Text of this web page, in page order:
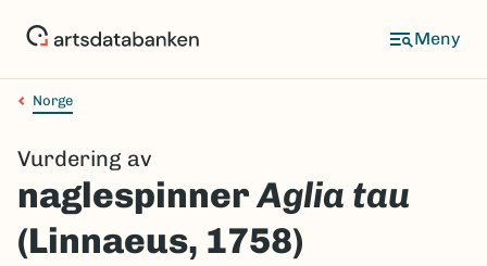
Meny
Navigasjonssti
Norge
Vurdering av
naglespinner Aglia tau
(Linnaeus, 1758)